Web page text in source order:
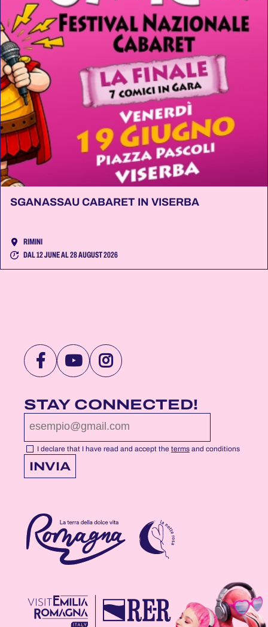
SGANASSAU CABARET IN VISERBA
RIMINI
DAL 12 JUNE AL 28 AUGUST 2026
VISIT
FACEBOOK
PROFILE
PAGE
VISIT
YOUTUBE
PROFILE
PAGE
VISIT
INSTAGRAM
PROFILE
PAGE
STAY CONNECTED!
I declare that I have read and accept the terms and conditions
INVIA